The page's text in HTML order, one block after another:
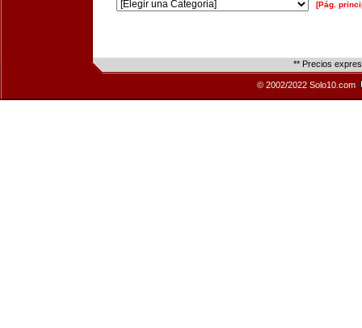
[Pág.
** Precios
© 2002/2022 Solo10.com